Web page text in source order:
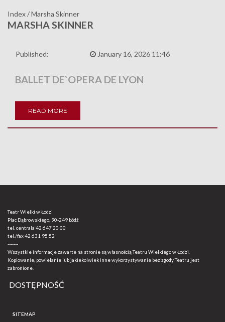
Index/Marsha Skinner
MARSHA SKINNER
Published: January 16, 2026 11:46
BALLET DE`OPERA DE LYON
READ MORE
Teatr Wielki w Łodzi
Plac Dąbrowskiego, 90-249 Łódź
tel. centrala 42 647 20 00
tel./fax42 631 95 52
-------
Wszystkie informacje zawarte na stronie są własnością Teatru Wielkiego w Łodzi.
Kopiowanie, powielanie lub jakiekolwiek inne wykorzystywanie bez zgody Teatru jest
zabronione.
DOSTĘPNOŚĆ
SITEMAP